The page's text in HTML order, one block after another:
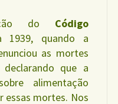
do Código
1939, quando a
as mortes
que a
alimentação
essas mortes. Nos